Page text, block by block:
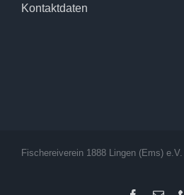
Kontaktdaten
Fischereiverein 1888 Lingen (Ems) e.V.